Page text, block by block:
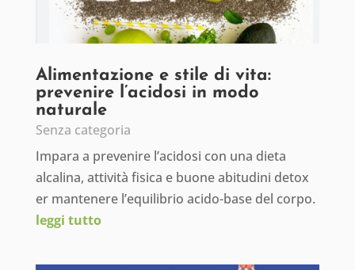
Alimentazione e stile di vita:
prevenire l’acidosi in modo
naturale
Senza categoria
Impara a prevenire l’acidosi con una dieta
alcalina, attività fisica e buone abitudini detox
er mantenere l’equilibrio acido-base del corpo.
leggi tutto